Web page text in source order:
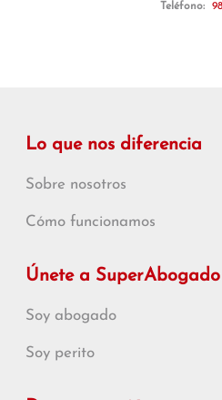
Teléfono:
Lo que nos diferencia
Sobre nosotros
Cómo funcionamos
Únete a SuperAbogado
Soy abogado
Soy perito